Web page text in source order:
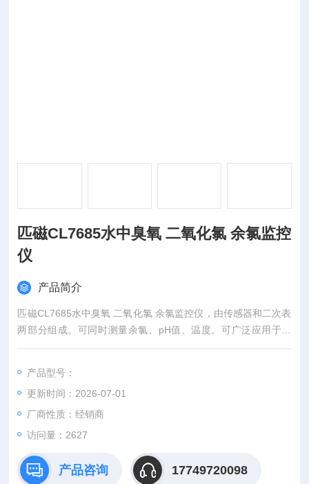
匹磁CL7685水中臭氧 二氧化氯 余氯监控
仪
产品简介
匹磁CL7685水中臭氧 二氧化氯 余氯监控仪，由传感器和二次表
两部分组成。可同时测量余氯、pH值、温度。可广泛应用于电
力、自来水厂、医院等行业中各种水质的余氯和pH值连续监测。
产品型号：
更新时间：2026-07-01
厂商性质：经销商
访问量：2627
产品咨询 17749720098